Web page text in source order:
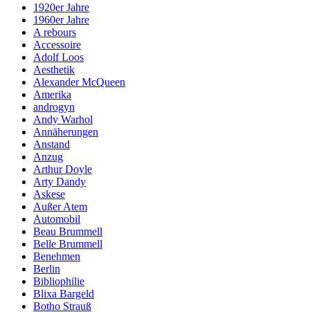
1920er Jahre
1960er Jahre
A rebours
Accessoire
Adolf Loos
Aesthetik
Alexander McQueen
Amerika
androgyn
Andy Warhol
Annäherungen
Anstand
Anzug
Arthur Doyle
Arty Dandy
Askese
Außer Atem
Automobil
Beau Brummell
Belle Brummell
Benehmen
Berlin
Bibliophilie
Blixa Bargeld
Botho Strauß